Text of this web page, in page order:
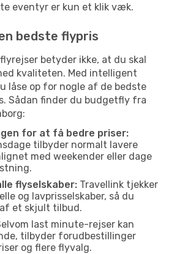
eventyr er kun et klik væk.
bedste flypris
betyder ikke, at du skal
kvaliteten. Med intelligent
låse op for nogle af de bedste
Sådan finder du budgetfly fra
for at få bedre priser:
tilbyder normalt lavere
med weekender eller dage
flyselskaber: Travellink tjekker
og lavprisselskaber, så du
et skjult tilbud.
last minute-rejser kan
tilbyder forudbestillinger
og flere flyvalg.